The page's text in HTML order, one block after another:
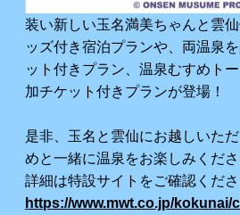
装い新しい玉名満美ちゃんと雲
ッズ付き宿泊プランや、両温泉
ット付きプラン、温泉むすめト
加チケット付きプランが登場！
是非、玉名と雲仙にお越しいた
めと一緒に温泉をお楽しみくださ
詳細は特設サイトをご確認くださ
https://www.mwt.co.jp/